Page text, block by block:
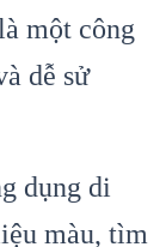
một công
dễ sử
dụng di
màu, tìm